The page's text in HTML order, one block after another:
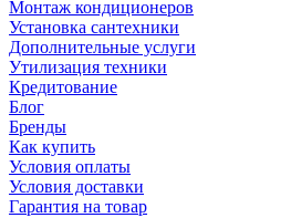
Монтаж кондиционеров
Установка сантехники
Дополнительные услуги
Утилизация техники
Кредитование
Блог
Бренды
Как купить
Условия оплаты
Условия доставки
Гарантия на товар